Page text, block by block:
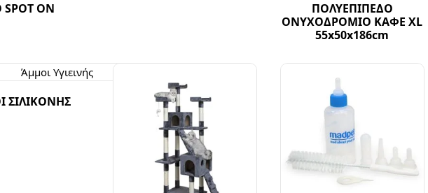
SPOT ON
ΠΟΛΥΕΠΙΠΕΔΟ
ΟΝΥΧΟΔΡΟΜΙΟ ΚΑΦΕ XL
55x50x186cm
ΣΙΛΙΚΟΝΗΣ